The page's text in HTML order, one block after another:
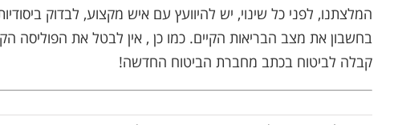
המלצתנו, לפני כל שינוי, יש להיוועץ עם איש מקצוע, לבדוק
בחשבון את מצב הבריאות הקיים. כמו כן , אין לבטל את הפוליסה
קבלה לביטוח בכתב מחברת הביטוח החדשה!